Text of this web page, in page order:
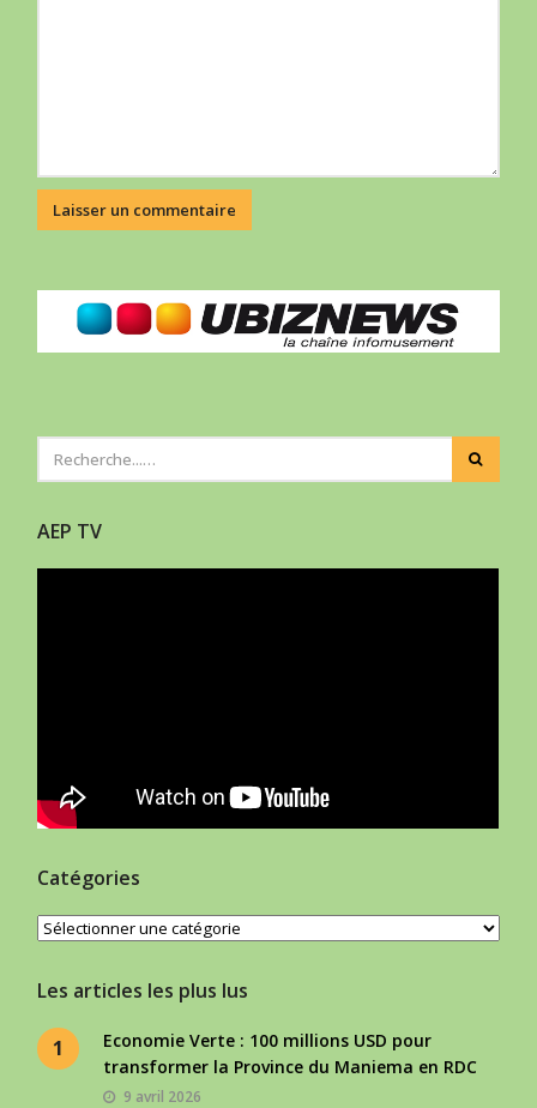
AEP TV
Catégories
Catégories
Les articles les plus lus
1
Economie Verte : 100 millions USD pour
transformer la Province du Maniema en RDC
9 avril 2026